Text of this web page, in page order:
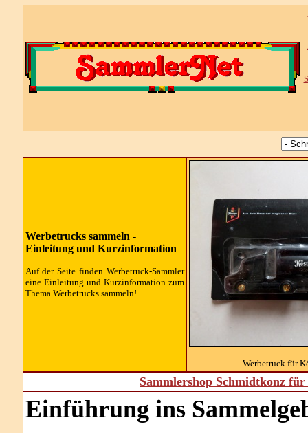
Werbetrucks sammeln -
Einleitung und Kurzinformation
Auf der Seite finden Werbetruck-Sammler
eine Einleitung und Kurzinformation zum
Thema Werbetrucks sammeln!
Werbetruck für
Sammlershop Schmidtkonz
Einführung ins